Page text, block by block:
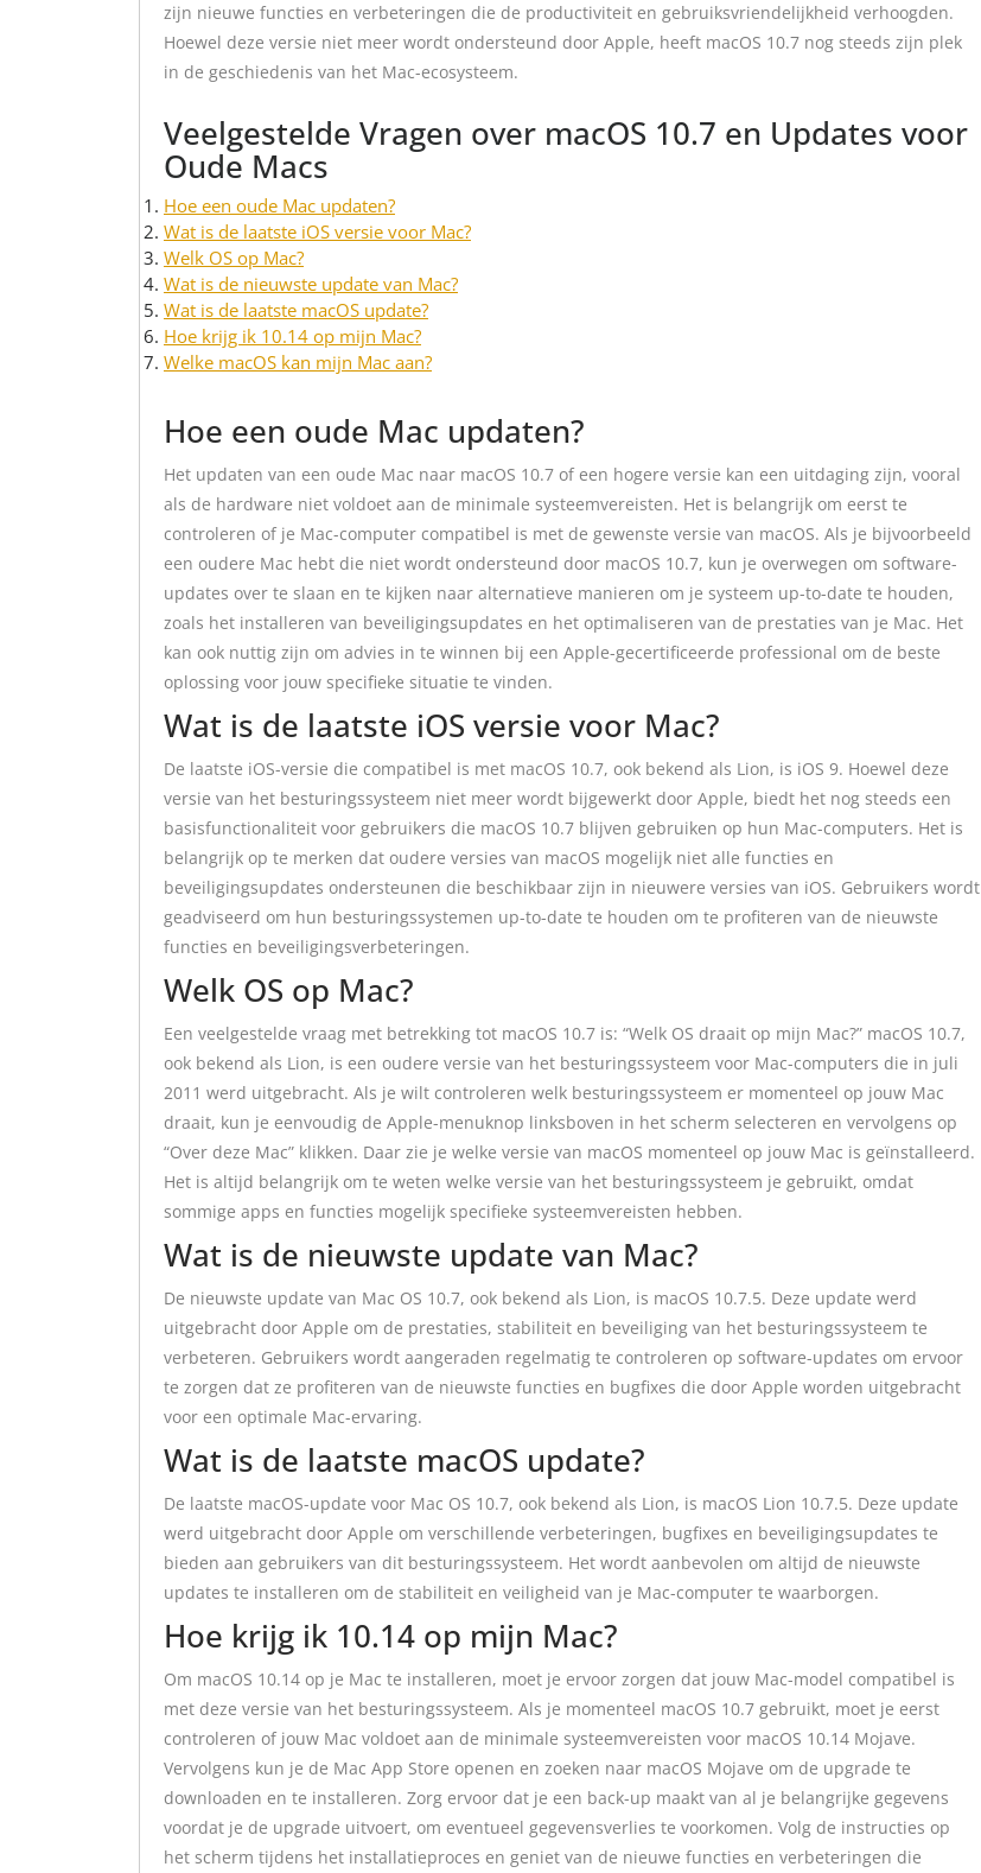
zijn nieuwe functies en verbeteringen die de productiviteit en gebruiksvriendelijkheid verhoogden.
Hoewel deze versie niet meer wordt ondersteund door Apple, heeft macOS 10.7 nog steeds zijn plek
in de geschiedenis van het Mac-ecosysteem.
Veelgestelde Vragen over macOS 10.7 en Updates voor
Oude Macs
Hoe een oude Mac updaten?
Wat is de laatste iOS versie voor Mac?
Welk OS op Mac?
Wat is de nieuwste update van Mac?
Wat is de laatste macOS update?
Hoe krijg ik 10.14 op mijn Mac?
Welke macOS kan mijn Mac aan?
Hoe een oude Mac updaten?
Het updaten van een oude Mac naar macOS 10.7 of een hogere versie kan een uitdaging zijn, vooral
als de hardware niet voldoet aan de minimale systeemvereisten. Het is belangrijk om eerst te
controleren of je Mac-computer compatibel is met de gewenste versie van macOS. Als je bijvoorbeeld
een oudere Mac hebt die niet wordt ondersteund door macOS 10.7, kun je overwegen om software-
updates over te slaan en te kijken naar alternatieve manieren om je systeem up-to-date te houden,
zoals het installeren van beveiligingsupdates en het optimaliseren van de prestaties van je Mac. Het
kan ook nuttig zijn om advies in te winnen bij een Apple-gecertificeerde professional om de beste
oplossing voor jouw specifieke situatie te vinden.
Wat is de laatste iOS versie voor Mac?
De laatste iOS-versie die compatibel is met macOS 10.7, ook bekend als Lion, is iOS 9. Hoewel deze
versie van het besturingssysteem niet meer wordt bijgewerkt door Apple, biedt het nog steeds een
basisfunctionaliteit voor gebruikers die macOS 10.7 blijven gebruiken op hun Mac-computers. Het is
belangrijk op te merken dat oudere versies van macOS mogelijk niet alle functies en
beveiligingsupdates ondersteunen die beschikbaar zijn in nieuwere versies van iOS. Gebruikers wordt
geadviseerd om hun besturingssystemen up-to-date te houden om te profiteren van de nieuwste
functies en beveiligingsverbeteringen.
Welk OS op Mac?
Een veelgestelde vraag met betrekking tot macOS 10.7 is: “Welk OS draait op mijn Mac?” macOS 10.7,
ook bekend als Lion, is een oudere versie van het besturingssysteem voor Mac-computers die in juli
2011 werd uitgebracht. Als je wilt controleren welk besturingssysteem er momenteel op jouw Mac
draait, kun je eenvoudig de Apple-menuknop linksboven in het scherm selecteren en vervolgens op
“Over deze Mac” klikken. Daar zie je welke versie van macOS momenteel op jouw Mac is geïnstalleerd.
Het is altijd belangrijk om te weten welke versie van het besturingssysteem je gebruikt, omdat
sommige apps en functies mogelijk specifieke systeemvereisten hebben.
Wat is de nieuwste update van Mac?
De nieuwste update van Mac OS 10.7, ook bekend als Lion, is macOS 10.7.5. Deze update werd
uitgebracht door Apple om de prestaties, stabiliteit en beveiliging van het besturingssysteem te
verbeteren. Gebruikers wordt aangeraden regelmatig te controleren op software-updates om ervoor
te zorgen dat ze profiteren van de nieuwste functies en bugfixes die door Apple worden uitgebracht
voor een optimale Mac-ervaring.
Wat is de laatste macOS update?
De laatste macOS-update voor Mac OS 10.7, ook bekend als Lion, is macOS Lion 10.7.5. Deze update
werd uitgebracht door Apple om verschillende verbeteringen, bugfixes en beveiligingsupdates te
bieden aan gebruikers van dit besturingssysteem. Het wordt aanbevolen om altijd de nieuwste
updates te installeren om de stabiliteit en veiligheid van je Mac-computer te waarborgen.
Hoe krijg ik 10.14 op mijn Mac?
Om macOS 10.14 op je Mac te installeren, moet je ervoor zorgen dat jouw Mac-model compatibel is
met deze versie van het besturingssysteem. Als je momenteel macOS 10.7 gebruikt, moet je eerst
controleren of jouw Mac voldoet aan de minimale systeemvereisten voor macOS 10.14 Mojave.
Vervolgens kun je de Mac App Store openen en zoeken naar macOS Mojave om de upgrade te
downloaden en te installeren. Zorg ervoor dat je een back-up maakt van al je belangrijke gegevens
voordat je de upgrade uitvoert, om eventueel gegevensverlies te voorkomen. Volg de instructies op
het scherm tijdens het installatieproces en geniet van de nieuwe functies en verbeteringen die